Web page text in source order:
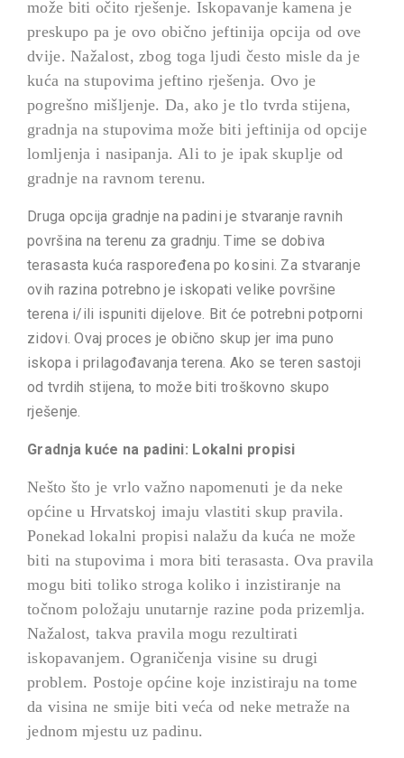
može biti očito rješenje. Iskopavanje kamena je
preskupo pa je ovo obično jeftinija opcija od ove
dvije. Nažalost, zbog toga ljudi često misle da je
kuća na stupovima jeftino rješenja. Ovo je
pogrešno mišljenje. Da, ako je tlo tvrda stijena,
gradnja na stupovima može biti jeftinija od opcije
lomljenja i nasipanja. Ali to je ipak skuplje od
gradnje na ravnom terenu.
Druga opcija gradnje na padini je stvaranje ravnih
površina na terenu za gradnju. Time se dobiva
terasasta kuća raspoređena po kosini. Za stvaranje
ovih razina potrebno je iskopati velike površine
terena i/ili ispuniti dijelove. Bit će potrebni potporni
zidovi. Ovaj proces je obično skup jer ima puno
iskopa i prilagođavanja terena. Ako se teren sastoji
od tvrdih stijena, to može biti troškovno skupo
rješenje.
Gradnja kuće na padini: Lokalni propisi
Nešto što je vrlo važno napomenuti je da neke
općine u Hrvatskoj imaju vlastiti skup pravila.
Ponekad lokalni propisi nalažu da kuća ne može
biti na stupovima i mora biti terasasta. Ova pravila
mogu biti toliko stroga koliko i inzistiranje na
točnom položaju unutarnje razine poda prizemlja.
Nažalost, takva pravila mogu rezultirati
iskopavanjem. Ograničenja visine su drugi
problem. Postoje općine koje inzistiraju na tome
da visina ne smije biti veća od neke metraže na
jednom mjestu uz padinu.